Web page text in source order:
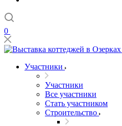
0
Участники
Участники
Все участники
Стать участником
Строительство